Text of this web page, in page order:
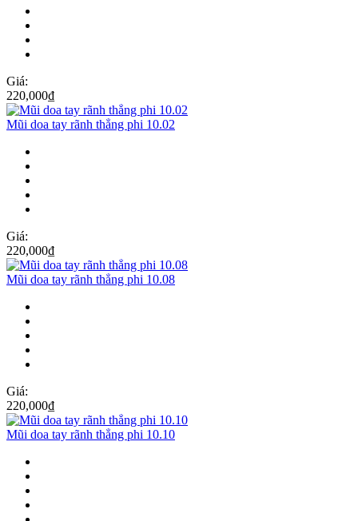
Giá:
220,000₫
Mũi doa tay rãnh thẳng phi 10.02
Giá:
220,000₫
Mũi doa tay rãnh thẳng phi 10.08
Giá:
220,000₫
Mũi doa tay rãnh thẳng phi 10.10